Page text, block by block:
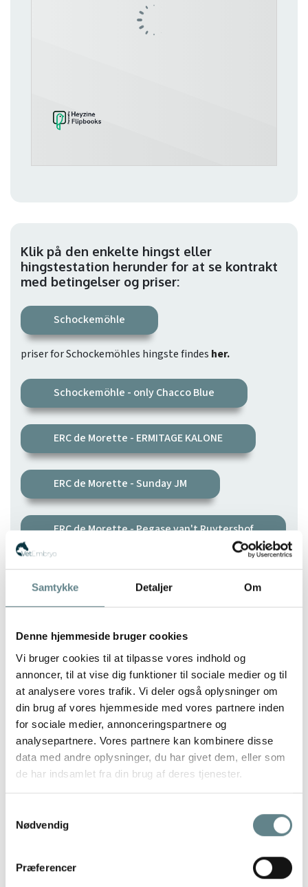
Samtykke Detaljer Om
Denne hjemmeside bruger cookies
Vi bruger cookies til at tilpasse vores indhold og
annoncer, til at vise dig funktioner til sociale medier og til
at analysere vores trafik. Vi deler også oplysninger om
din brug af vores hjemmeside med vores partnere inden
for sociale medier, annonceringspartnere og
analysepartnere. Vores partnere kan kombinere disse
data med andre oplysninger, du har givet dem, eller som
de har indsamlet fra din brug af deres tjenester.
Nødvendig
Præferencer
Klik på den enkelte hingst eller
hingstestation herunder for at se kontrakt
med betingelser og priser:
Schockemöhle
priser for Schockemöhles hingste findes her.
Schockemöhle - only Chacco Blue
ERC de Morette - ERMITAGE KALONE
ERC de Morette - Sunday JM
ERC de Morette - Pegase van't Ruytershof
Quel Homme de Hus
Stallion AI - Big Star
Send en besked